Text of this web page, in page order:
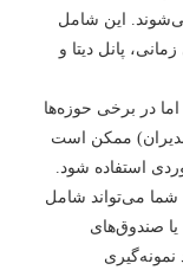
این شامل
دیتا و
برخی حوزه‌ها
ممکن است
شود.
شامل